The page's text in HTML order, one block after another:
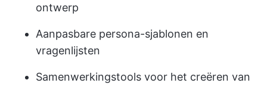
ontwerp
Aanpasbare persona-sjablonen en
vragenlijsten
Samenwerkingstools voor het creëren van